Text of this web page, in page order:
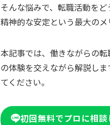
そんな悩みで、転職活動を
精神的な安定という最大のメ
本記事では、働きながらの
の体験を交えながら解説し
てください。
初回無料でプロに相談